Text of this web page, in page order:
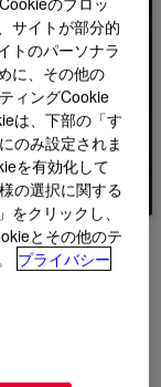
グレードや
常に少ない
製品、その
択肢となり
める技
サイトが部分的
トのパーソナラ
に、その他の
ィングCookie
は、下部の「す
のみ設定されま
を有効化して
の選択に関する
クリックし、
とその他のテ
プライバシー